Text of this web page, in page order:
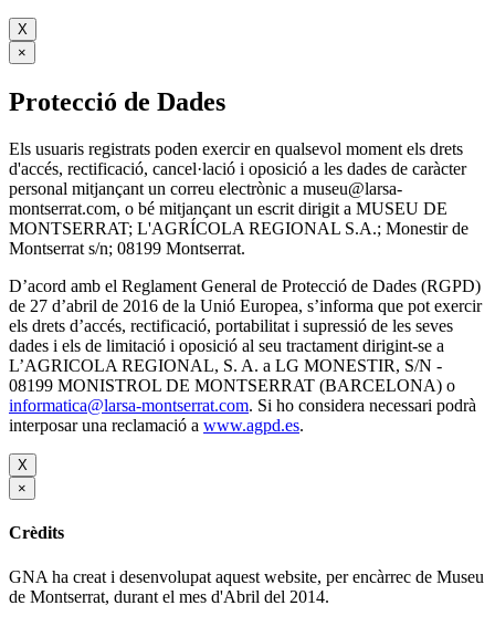
X
×
Protecció de Dades
Els usuaris registrats poden exercir en qualsevol moment els drets
d'accés, rectificació, cancel·lació i oposició a les dades de caràcter
personal mitjançant un correu electrònic a museu@larsa-
montserrat.com, o bé mitjançant un escrit dirigit a MUSEU DE
MONTSERRAT; L'AGRÍCOLA REGIONAL S.A.; Monestir de
Montserrat s/n; 08199 Montserrat.
D’acord amb el Reglament General de Protecció de Dades (RGPD)
de 27 d’abril de 2016 de la Unió Europea, s’informa que pot exercir
els drets d’accés, rectificació, portabilitat i supressió de les seves
dades i els de limitació i oposició al seu tractament dirigint-se a
L’AGRICOLA REGIONAL, S. A. a LG MONESTIR, S/N -
08199 MONISTROL DE MONTSERRAT (BARCELONA) o
informatica@larsa-montserrat.com. Si ho considera necessari podrà
interposar una reclamació a www.agpd.es.
X
×
Crèdits
GNA ha creat i desenvolupat aquest website, per encàrrec de Museu
de Montserrat, durant el mes d'Abril del 2014.